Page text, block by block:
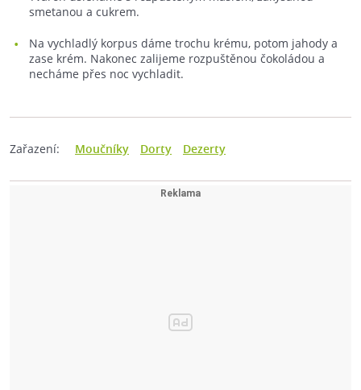
smetanou a cukrem.
Na vychladlý korpus dáme trochu krému, potom jahody a
zase krém. Nakonec zalijeme rozpuštěnou čokoládou a
necháme přes noc vychladit.
Zařazení: Moučníky Dorty Dezerty